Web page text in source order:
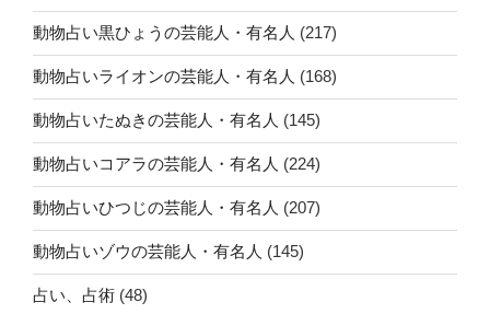
動物占い黒ひょうの芸能人・有名人 (217)
動物占いライオンの芸能人・有名人 (168)
動物占いたぬきの芸能人・有名人 (145)
動物占いコアラの芸能人・有名人 (224)
動物占いひつじの芸能人・有名人 (207)
動物占いゾウの芸能人・有名人 (145)
占い、占術 (48)